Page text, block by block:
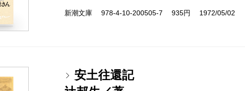
新潮文庫 978-4-10-200505-7 935円 1972/05/02
安土往還記